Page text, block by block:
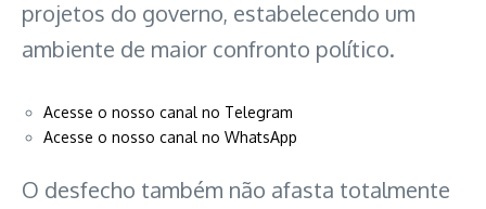
projetos do governo, estabelecendo um
ambiente de maior confronto político.
Acesse o nosso canal no Telegram
Acesse o nosso canal no WhatsApp
O desfecho também não afasta totalmente